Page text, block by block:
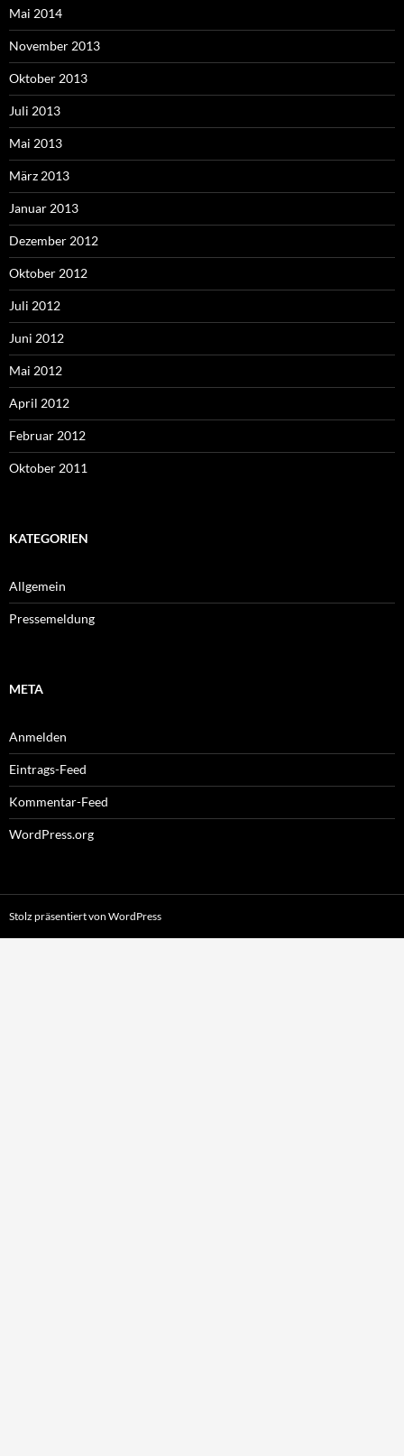
Mai 2014
November 2013
Oktober 2013
Juli 2013
Mai 2013
März 2013
Januar 2013
Dezember 2012
Oktober 2012
Juli 2012
Juni 2012
Mai 2012
April 2012
Februar 2012
Oktober 2011
KATEGORIEN
Allgemein
Pressemeldung
META
Anmelden
Eintrags-Feed
Kommentar-Feed
WordPress.org
Stolz präsentiert von WordPress